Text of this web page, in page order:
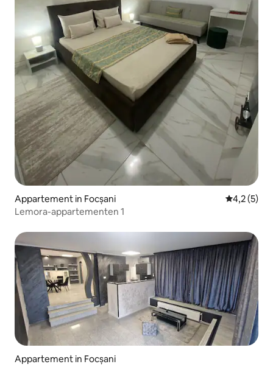
Appartement in Focșani
4,2 (5)
Lemora-appartementen 1
Appartement in Focșani